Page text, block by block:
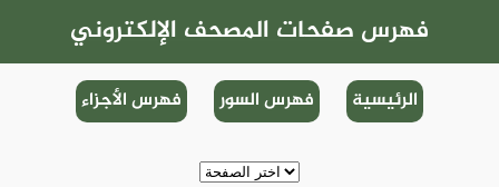
فهرس صفحات المصحف الإلكتروني
فهرس الأجزاء فهرس السور الرئيسية